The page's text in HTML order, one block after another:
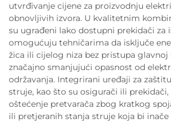
utvrđivanje cijene za proizvodnju
obnovljivih izvora. U kvalitetnim
su ugrađeni lako dostupni prekidači za
omogućuju tehničarima da isključe
žica ili cijelog niza bez pristupa glavnoj
značajno smanjujući opasnost od
održavanja. Integrirani uređaji za
struje, kao što su osigurači ili prekidači,
oštećenje pretvarača zbog kratkog
ili pretjeranih stanja struje koja bi